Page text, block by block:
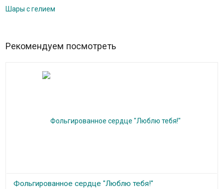
Шары с гелием
Рекомендуем посмотреть
Фольгированное сердце "Люблю тебя!"